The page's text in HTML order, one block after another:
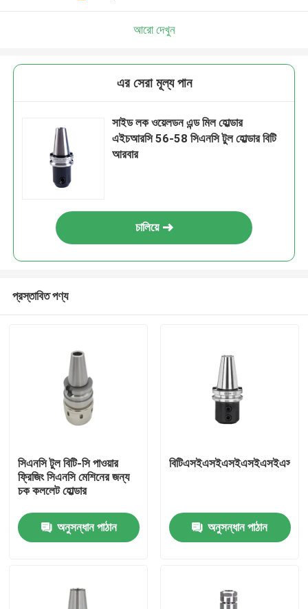
আরো দেখুন
এর সেরা মূল্য পান
সাইড লক ওয়েলডন এন্ড মিল হোল্ডার
এইচআরসি 56-58 সিএনসি টুল হোল্ডার বিটি
আরবার
চালিয়ে
প্রস্তাবিত পণ্য
সিএনসি টুল বিটি-সি পাওয়ার
ফ্রিজিং সিএনসি মেশিনের জন্য
চক কললেট হোল্ডার
অনুসন্ধান পাঠান অনুসন্ধান পাঠান